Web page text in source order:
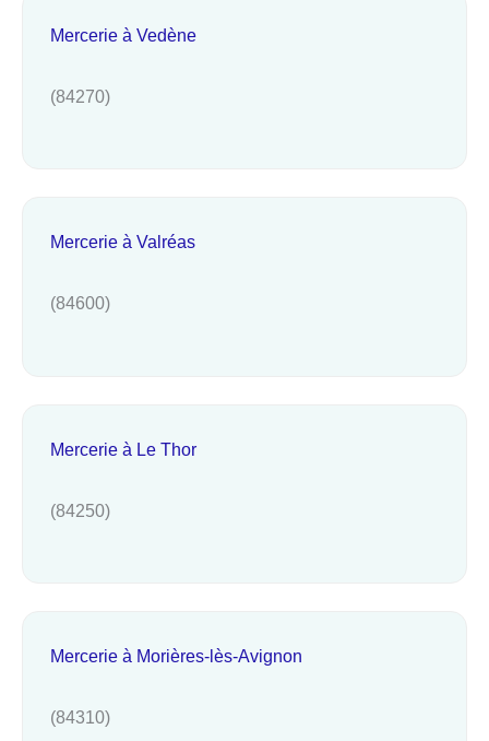
Mercerie à Vedène
(84270)
Mercerie à Valréas
(84600)
Mercerie à Le Thor
(84250)
Mercerie à Morières-lès-Avignon
(84310)